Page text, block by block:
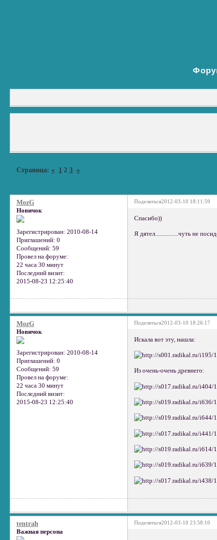
Страница: « 1 2 3 »
Поделиться2012-03-10 18:11:59
MozG
Новичок
Зарегистрирован: 2010-08-14
Приглашений: 0
Сообщений: 59
Провел на форуме:
22 часа 30 минут
Последний визит:
2015-08-23 12:25:40
Спасибо))
Я дятел................чуть не
Поделиться2012-03-10 18:26:17
MozG
Новичок
Зарегистрирован: 2010-08-14
Приглашений: 0
Сообщений: 59
Провел на форуме:
22 часа 30 минут
Последний визит:
2015-08-23 12:25:40
Искала вот эту, нашла:
Из очень-очень древнего:
Поделиться2012-03-10 23:58:10
tentrah
Важная персона